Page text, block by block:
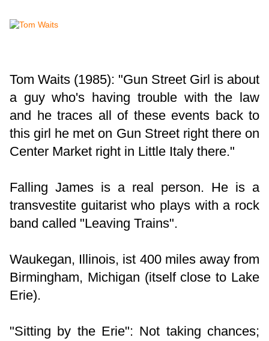
Tom Waits (1985): "Gun Street Girl is about
a guy who's having trouble with the law
and he traces all of these events back to
this girl he met on Gun Street right there on
Center Market right in Little Italy there."
Falling James is a real person. He is a
transvestite guitarist who plays with a rock
band called "Leaving Trains".
Waukegan, Illinois, ist 400 miles away from
Birmingham, Michigan (itself close to Lake
Erie).
"Sitting by the Erie": Not taking chances;